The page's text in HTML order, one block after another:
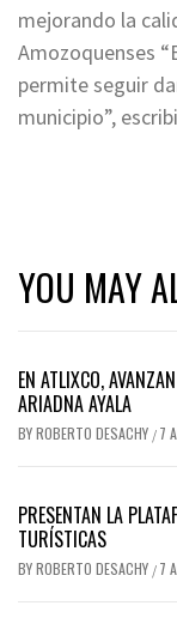
mejorando la
Amozoquenses
permite seguir
municipio”,
YOU MAY
EN ATLIXCO,
ARIADNA AYALA
BYROBERTO DESACHY / 7
PRESENTAN LA
TURÍSTICAS
BYROBERTO DESACHY / 7